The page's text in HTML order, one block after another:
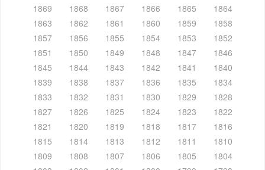
1869
1868 1867 1866 1865
1864
1863
1862 1861 1860 1859
1858
1857
1856 1855 1854 1853
1852
1851
1850 1849 1848 1847
1846
1845
1844 1843 1842 1841
1840
1839
1838 1837 1836 1835
1834
1833
1832 1831 1830 1829
1828
1827
1826 1825 1824 1823
1822
1821
1820 1819 1818 1817
1816
1815
1814 1813 1812 1811
1810
1809
1808 1807 1806 1805
1804